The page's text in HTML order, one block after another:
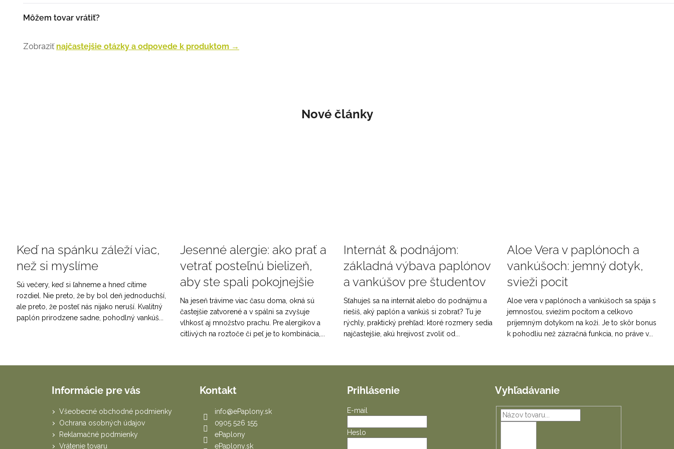
Nové články
Keď na spánku záleží viac,
než si myslíme
Sú večery, keď si ľahneme a hneď cítime
rozdiel. Nie preto, že by bol deň jednoduchší,
ale preto, že posteľ nás nijako neruší. Kvalitný
paplón prirodzene sadne, pohodlný vankúš...
Jesenné alergie: ako prať a
vetrať posteľnú bielizeň,
aby ste spali pokojnejšie
Na jeseň trávime viac času doma, okná sú
častejšie zatvorené a v spálni sa zvyšuje
vlhkosť aj množstvo prachu. Pre alergikov a
citlivých na roztoče či peľ je to kombinácia,...
Internát & podnájom:
základná výbava paplónov
a vankúšov pre študentov
Sťahuješ sa na internát alebo do podnájmu a
riešiš, aký paplón a vankúš si zobrať? Tu je
rýchly, praktický prehľad: ktoré rozmery sedia
najčastejšie, akú hrejivosť zvoliť od...
Aloe Vera v paplónoch a
vankúšoch: jemný dotyk,
svieži pocit
Aloe vera v paplónoch a vankúšoch sa spája s
jemnosťou, sviežim pocitom a celkovo
príjemným dotykom na koži. Je to skôr bonus
k pohodliu než zázračná funkcia, no práve v...
Môžem tovar vrátiť?
Zobraziť najčastejšie otázky a odpovede k produktom →
Informácie pre vás
Všeobecné obchodné podmienky
Ochrana osobných údajov
Reklamačné podmienky
Vrátenie tovaru
Kontakt
info@ePaplony.sk
0905 526 155
ePaplony
ePaplony.sk
Prihlásenie
E-mail
Heslo
Vyhľadávanie